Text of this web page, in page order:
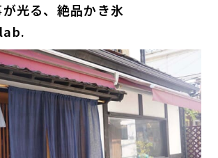
光る、絶品かき氷